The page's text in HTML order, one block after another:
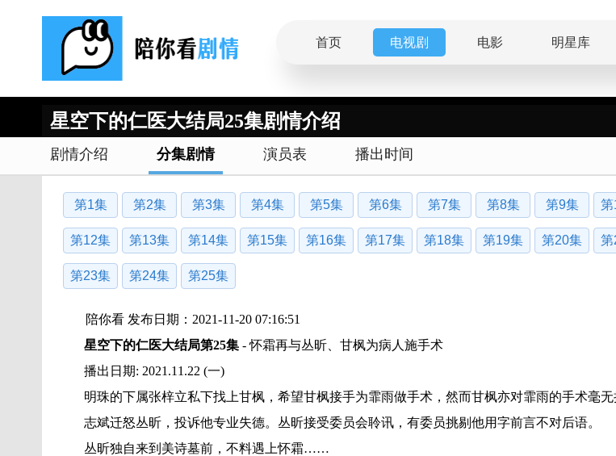
首页 电视剧 电影 明星库
星空下的仁医大结局25集剧情介绍
剧情介绍 分集剧情 演员表 播出时间
第1集 第2集 第3集 第4集 第5集 第6集 第7集 第8集 第9集 第
第12集 第13集 第14集 第15集 第16集 第17集 第18集 第19集 第20集 第
第23集 第24集 第25集
陪你看 发布日期：2021-11-20 07:16:51
星空下的仁医大结局第25集 - 怀霜再与丛昕、甘枫为病人施手术
播出日期: 2021.11.22 (一)
明珠的下属张梓立私下找上甘枫，希望甘枫接手为霏雨做手术，然而甘枫亦对霏雨的手术毫无
志斌迁怒丛昕，投诉他专业失德。丛昕接受委员会聆讯，有委员挑剔他用字前言不对后语。
丛昕独自来到美诗墓前，不料遇上怀霜……